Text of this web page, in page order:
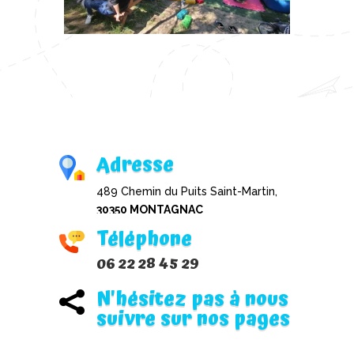
Adresse
489 Chemin du Puits Saint-Martin,
30350 MONTAGNAC
Téléphone
06 22 28 45 29
 N'hésitez pas à nous
suivre sur nos pages